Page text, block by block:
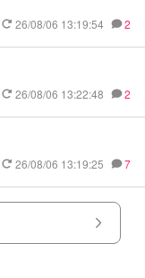
26/08/06 13:19:54 2
26/08/06 13:22:48 2
26/08/06 13:19:25 7